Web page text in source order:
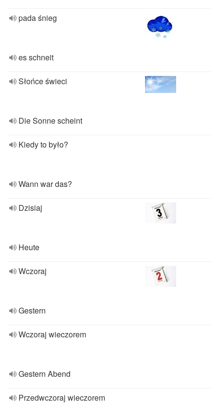
pada śnieg
es schneit
Słońce świeci
Die Sonne scheint
Kiedy to było?
Wann war das?
Dzisiaj
Heute
Wczoraj
Gestern
Wczoraj wieczorem
Gestern Abend
Przedwczoraj wieczorem